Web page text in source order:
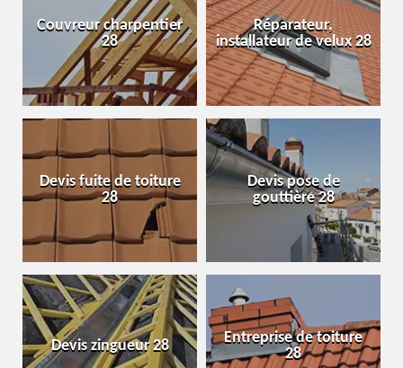
Couvreur charpentier
28
Réparateur,
installateur de velux 28
Devis fuite de toiture
28
Devis pose de
gouttière 28
Devis zingueur 28
Entreprise de toiture
28